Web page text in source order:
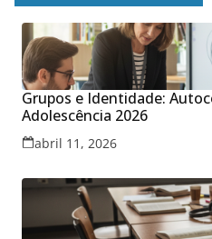
Grupos e Identidade:
Adolescência 2026
abril 11, 2026